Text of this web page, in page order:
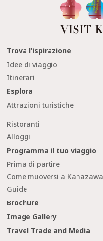
Trova l’ispirazione
Idee di viaggio
Itinerari
Esplora
Attrazioni turistiche
Ristoranti
Alloggi
Programma il tuo viaggio
Prima di partire
Come muoversi a Kanazawa
Guide
Brochure
Image Gallery
Travel Trade and Media